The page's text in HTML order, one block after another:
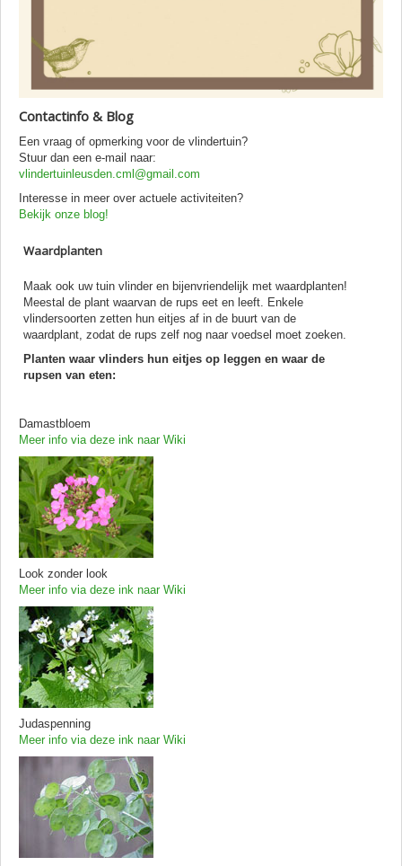
Contactinfo & Blog
Een vraag of opmerking voor de vlindertuin?
Stuur dan een e-mail naar:
vlindertuinleusden.cml@gmail.com
Interesse in meer over actuele activiteiten?
Bekijk onze blog!
Waardplanten
Maak ook uw tuin vlinder en bijenvriendelijk met waardplanten!
Meestal de plant waarvan de rups eet en leeft. Enkele
vlindersoorten zetten hun eitjes af in de buurt van de
waardplant, zodat de rups zelf nog naar voedsel moet zoeken.
Planten waar vlinders hun eitjes op leggen en waar de
rupsen van eten:
Damastbloem
Meer info via deze ink naar Wiki
Look zonder look
Meer info via deze ink naar Wiki
Judaspenning
Meer info via deze ink naar Wiki